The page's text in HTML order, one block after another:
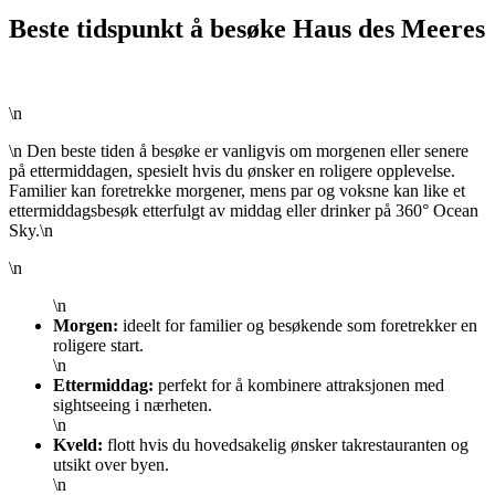
Beste tidspunkt å besøke Haus des Meeres
\n
\n Den beste tiden å besøke er vanligvis om morgenen eller senere
på ettermiddagen, spesielt hvis du ønsker en roligere opplevelse.
Familier kan foretrekke morgener, mens par og voksne kan like et
ettermiddagsbesøk etterfulgt av middag eller drinker på 360° Ocean
Sky.\n
\n
\n
Morgen: ideelt for familier og besøkende som foretrekker en
roligere start.
\n
Ettermiddag: perfekt for å kombinere attraksjonen med
sightseeing i nærheten.
\n
Kveld: flott hvis du hovedsakelig ønsker takrestauranten og
utsikt over byen.
\n